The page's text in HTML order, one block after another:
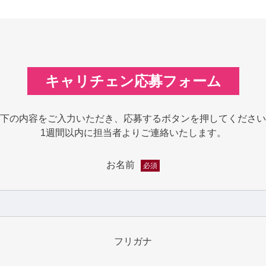
キャリチェン応募フォーム
の内容をご入力いただき、応募するボタンを押してくださ
1週間以内に担当者よりご連絡いたします。
お名前 必須
フリガナ